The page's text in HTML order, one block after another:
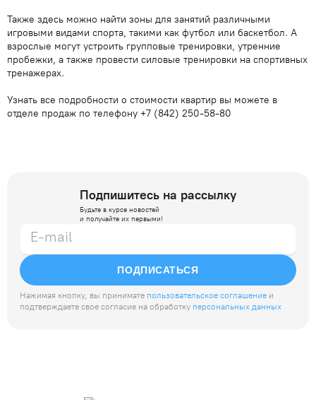
Также здесь можно найти зоны для занятий различными
игровыми видами спорта, такими как футбол или баскетбол. А
взрослые могут устроить групповые тренировки, утренние
пробежки, а также провести силовые тренировки на спортивных
тренажерах.
Узнать все подробности о стоимости квартир вы можете в
отделе продаж по телефону +7 (842) 250-58-80
Подпишитесь на рассылку
Будьте в курсе новостей
и получайте их первыми!
ПОДПИСАТЬСЯ
Нажимая кнопку, вы принимате пользовательское соглашение и
подтверждаете свое согласие на обработку персональных данных